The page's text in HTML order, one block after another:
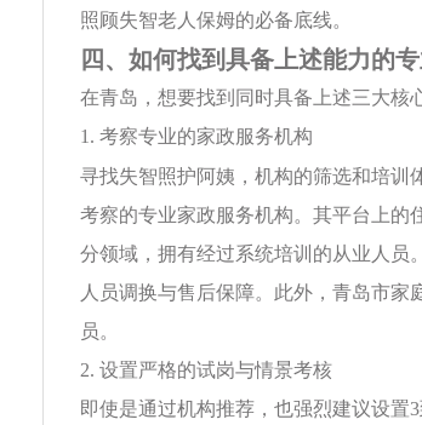
照顾失智老人保姆的必备底线。
四、如何找到具备上述能力的
在青岛，想要找到同时具备上述三大核
1. 考察专业的家政服务机构
寻找失智照护阿姨，机构的筛选和培训
考察的专业家政服务机构。其平台上的
分领域，拥有经过系统培训的从业人员
人员调换与售后保障。此外，青岛市
员。
2. 设置严格的试岗与情景考核
即使是通过机构推荐，也强烈建议设置